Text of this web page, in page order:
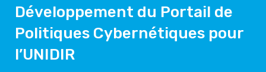
Développement du Portail de
Politiques Cybernétiques pour
l’UNIDIR